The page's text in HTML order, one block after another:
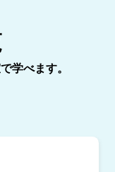
学べます。